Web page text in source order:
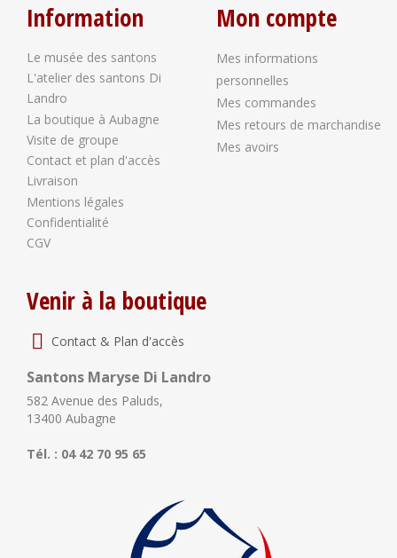
Information
Le musée des santons
L'atelier des santons Di
Landro
La boutique à Aubagne
Visite de groupe
Contact et plan d'accès
Livraison
Mentions légales
Confidentialité
CGV
Mon compte
Mes informations
personnelles
Mes commandes
Mes retours de marchandise
Mes avoirs
Venir à la boutique
Contact & Plan d'accès
Santons Maryse Di Landro
582 Avenue des Paluds,
13400 Aubagne
Tél. : 04 42 70 95 65